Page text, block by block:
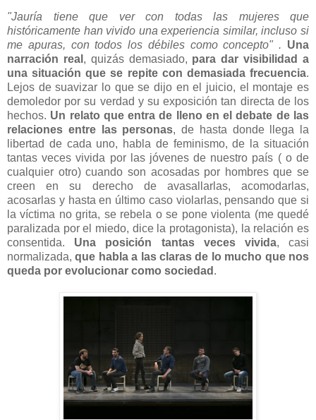
"Jauría tiene que ver con todas las mujeres que
históricamente han vivido una experiencia similar, incluso si
me apuras, con todos los débiles como concepto" . Una
narración real , quizás demasiado, para dar visibilidad a
una situación que se repite con demasiada frecuencia.
Lejos de suavizar lo que se dijo en el juicio, el montaje es
demoledor por su verdad y su exposición tan directa de los
hechos. Un relato que entra de lleno en el debate de las
relaciones entre las personas, de hasta donde llega la
libertad de cada uno, habla de feminismo, de la situación
tantas veces vivida por las jóvenes de nuestro país ( o de
cualquier otro) cuando son acosadas por hombres que se
creen en su derecho de avasallarlas, acomodarlas,
acosarlas y hasta en último caso violarlas, pensando que si
la víctima no grita, se rebela o se pone violenta (me quedé
paralizada por el miedo, dice la protagonista), la relación es
consentida. Una posición tantas veces vivida, casi
normalizada,que habla a las claras de lo mucho que nos
queda por evolucionar como sociedad .